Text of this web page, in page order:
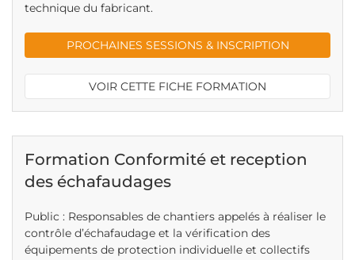
technique du fabricant.
PROCHAINES SESSIONS & INSCRIPTION
VOIR CETTE FICHE FORMATION
Formation Conformité et reception
des échafaudages
Public : Responsables de chantiers appelés à réaliser le
contrôle d’échafaudage et la vérification des
équipements de protection individuelle et collectifs